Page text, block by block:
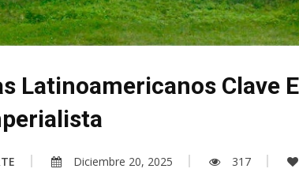
Latinoamericanos Clave
Diciembre 20, 2025 317